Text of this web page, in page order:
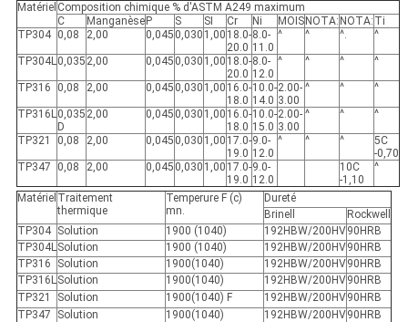
Matériel Composition chimique % d'ASTM A249 maximum
C
Manganèse P S SI Cr Ni MOIS NOTA: NOTA: Ti
TP304 0,08 2,00 0,045 0,030 1,00 18.0-
20.0
8.0-
11.0
^ ^ ^. ^
TP304L0,035 2,00 0,045 0,030 1,00 18.0-
20.0
8.0-
12.0
^ ^ ^ ^
TP316 0,08 2,00 0,045 0,030 1,00 16.0-
18.0
10.0-
14.0
2.00-
3.00
^ ^ ^
TP316L0,035
D
2,00 0,045 0,030 1,00 16.0-
18.0
10.0-
15.0
2.00-
3.00
^ ^ ^
TP321 0,08 2,00 0,045 0,030 1,00 17.0-
19.0
9.0-
12.0
^ ^ ^
5C
-0,70
TP347
0,08 2,00 0,045 0,030 1,00 17.0-
19.0
9.0-
12.0
10C
-1,10
^
Matériel Traitement
thermique
Temperure F (c)
mn.
Dureté
Brinell
Rockwell
TP304 Solution 1900 (1040) 192HBW/200HV90HRB
TP304LSolution 1900 (1040) 192HBW/200HV90HRB
TP316
Solution 1900(1040) 192HBW/200HV90HRB
TP316LSolution 1900(1040) 192HBW/200HV90HRB
TP321
Solution 1900(1040) F 192HBW/200HV90HRB
TP347
Solution 1900(1040) 192HBW/200HV90HRB